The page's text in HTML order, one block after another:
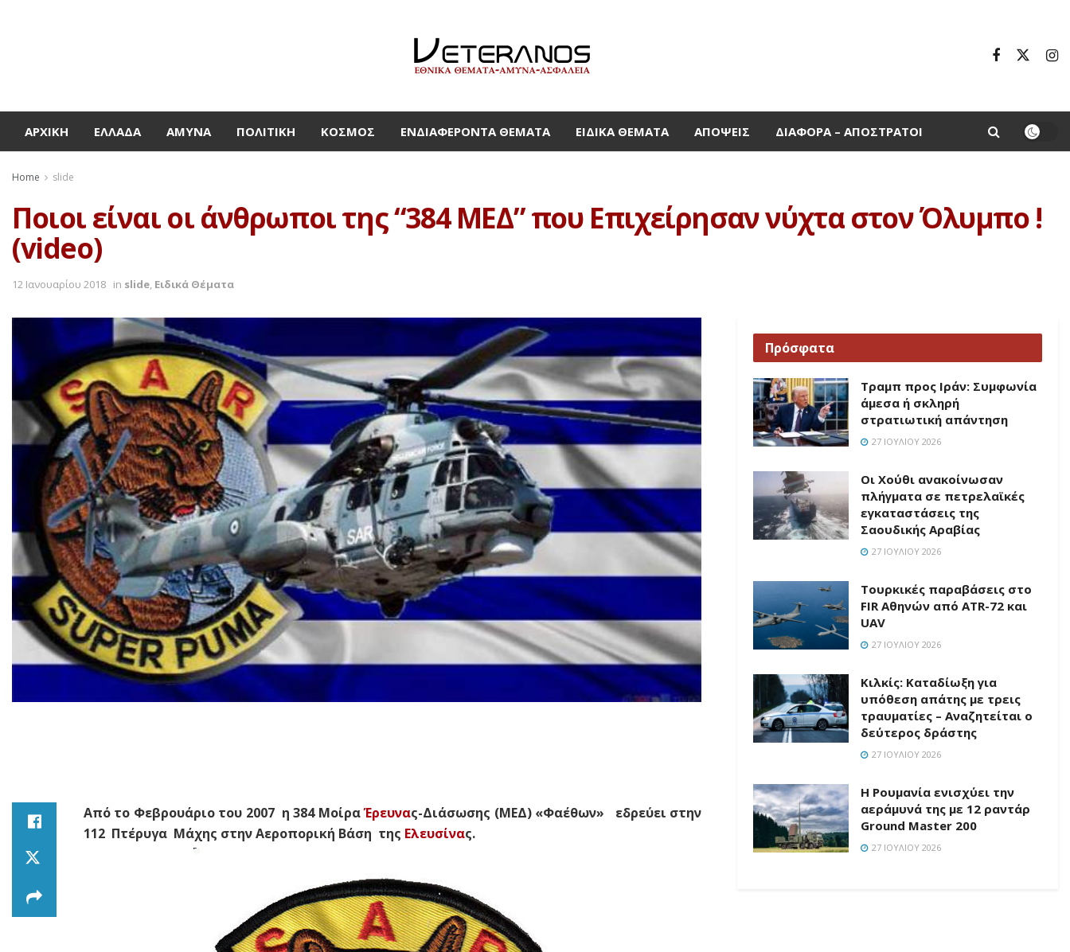
ΑΡΧΙΚΉ ΕΛΛΆΔΑ ΆΜΥΝΑ ΠΟΛΙΤΙΚΉ ΚΌΣΜΟΣ ΕΝΔΙΑΦΈΡΟΝΤΑ ΘΈΜΑΤΑ ΕΙΔΙΚΆ ΘΈΜΑΤΑ ΑΠΌΨΕΙΣ ΔΙΆΦΟΡΑ – ΑΠΌΣΤΡΑΤΟΙ
Home slide
Ποιοι είναι οι άνθρωποι της “384 ΜΕΔ” που Επιχείρησαν νύχτα στον Όλυμπο !
(video)
12 Ιανουαρίου 2018 in slide, Ειδικά Θέματα
Aπό το Φεβρουάριο του 2007 η 384 ΜοίραΈρευνας-Διάσωσης (ΜΕΔ) «Φαέθων» εδρεύει στην
112 Πτέρυγα Μάχης στην Αεροπορική Βάση της Ελευσίνας.
Πρόσφατα
Τραμπ προς Ιράν: Συμφωνία
άμεσα ή σκληρή
στρατιωτική απάντηση
27 ΙΟΥΛΊΟΥ 2026
Οι Χούθι ανακοίνωσαν
πλήγματα σε πετρελαϊκές
εγκαταστάσεις της
Σαουδικής Αραβίας
27 ΙΟΥΛΊΟΥ 2026
Τουρκικές παραβάσεις στο
FIR Αθηνών από ATR-72 και
UAV
27 ΙΟΥΛΊΟΥ 2026
Κιλκίς: Καταδίωξη για
υπόθεση απάτης με τρεις
τραυματίες – Αναζητείται ο
δεύτερος δράστης
27 ΙΟΥΛΊΟΥ 2026
Η Ρουμανία ενισχύει την
αεράμυνά της με 12 ραντάρ
Ground Master 200
27 ΙΟΥΛΊΟΥ 2026